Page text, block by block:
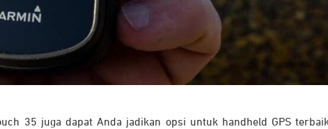
35 juga dapat Anda jadikan opsi untuk handheld GPS